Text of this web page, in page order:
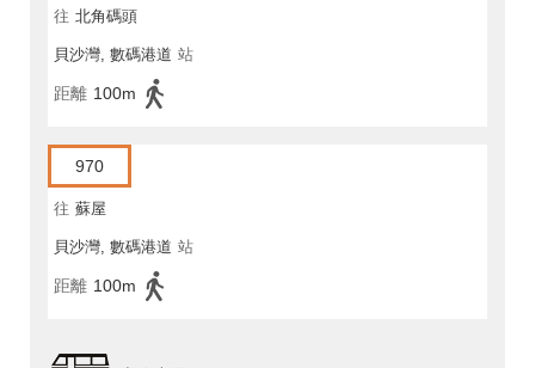
往 北角碼頭
貝沙灣, 數碼港道 站
距離 100m
970
往 蘇屋
貝沙灣, 數碼港道 站
距離 100m